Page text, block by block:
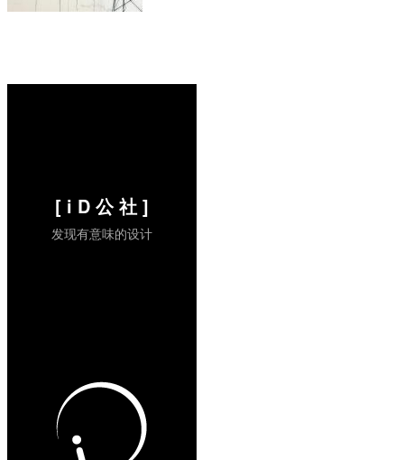
[ i D 公 社 ]
发现有意味的设计